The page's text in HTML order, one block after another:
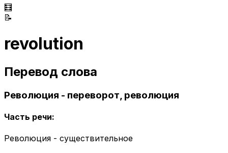
🧮
📝
revolution
Перевод слова
Революция - переворот, революция
Часть речи:
Революция - существительное